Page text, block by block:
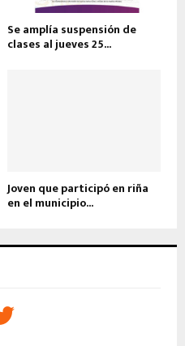
Se amplía suspensión de
clases al jueves 25...
Joven que participó en riña
en el municipio...